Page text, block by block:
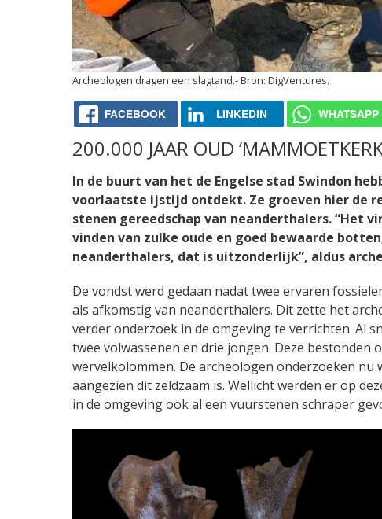
Archeologen dragen een slagtand. DigVentures.
FACEBOOK LINKEDIN WHATSAPP
200.000 JAAR OUD
In de buurt van het de Engelse stad Swindon
voorlaatste ijstijd ontdekt. Ze groeven hier de
stenen gereedschap van neanderthalers. “Het
vinden van zulke oude en goed bewaarde
neanderthalers, dat is uitzonderlijk”, aldus
De vondst werd gedaan nadat twee ervaren
als afkomstig van neanderthalers. Dit zette het
verder onderzoek in de omgeving te verrichten. Al
twee volwassenen en drie jongen. Deze
wervelkolommen. De archeologen onderzoeken
aangezien dit zeldzaam is. Wellicht werden er op
in de omgeving ook al een vuurstenen schraper